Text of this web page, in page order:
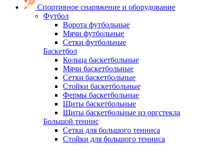
Спортивное снаряжение и оборудование
Футбол
Ворота футбольные
Мячи футбольные
Сетки футбольные
Баскетбол
Кольца баскетбольные
Мячи баскетбольные
Сетки баскетбольные
Стойки баскетбольные
Фермы баскетбольные
Щиты баскетбольные
Щиты баскетбольные из оргстекла
Большой теннис
Сетки для большого тенниса
Стойки для большого тенниса